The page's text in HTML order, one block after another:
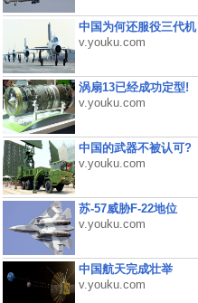
中国为何还服役三代机
v.youku.com
涡扇13已经成功定型!
v.youku.com
中国的武器不被认可?
v.youku.com
苏-57威胁F-22地位
v.youku.com
中国航天完成壮举
v.youku.com